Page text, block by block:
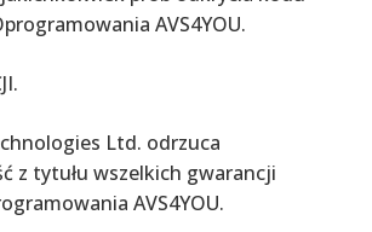
AVS4YOU.
Ltd. odrzuca
z tytułu wszelkich gwarancji
AVS4YOU.